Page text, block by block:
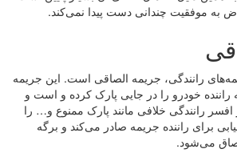
به موفقیت چندانی دست پیدا نمی‌کند.
رانندگی، جریمه الصاقی است. این جریمه
خودرو را در جایی پارک کرده و است و
رانندگی خلافی مانند پارک ممنوع و… را
برای راننده جریمه صادر می‌کند و برگه
می‌شود.